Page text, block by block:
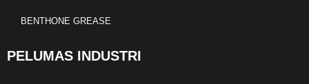
BENTHONE GREASE
PELUMAS INDUSTRI